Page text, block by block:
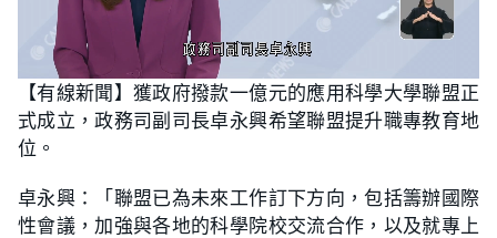
n
m
t
e
L
o
a
d
e
d
9
0
%
【有線新聞】獲政府撥款一億元的應用科學大學聯盟正
式成立，政務司副司長卓永興希望聯盟提升職專教育地
位。
卓永興：「聯盟已為未來工作訂下方向，包括籌辦國際
性會議，加強與各地的科學院校交流合作，以及就專上